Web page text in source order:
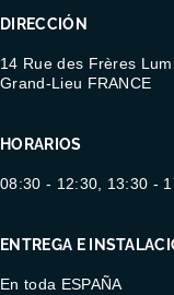
DIRECCIÓN
14 Rue des Frères
Grand-Lieu FRANCE
HORARIOS
08:30 - 12:30, 13:30 -
ENTREGA E
En toda ESPAÑA